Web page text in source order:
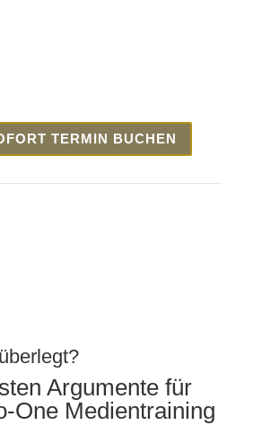
TERMIN BUCHEN
Argumente für
One Medientraining